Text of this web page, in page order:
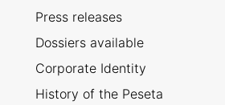
Press releases
Dossiers available
Corporate Identity
History of the Peseta